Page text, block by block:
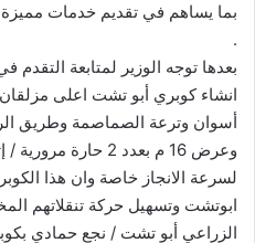
بما يساهم في تقديم خدمات مميزة
.
بعدها توجه الوزير لمتابعة التقدم
انشاء كوبري أبو تشت اعلى
وعرض 16 م بعدد 2
لسرعة الانجاز خاصة وان هذا
ابوتشت وتسهيل حركة تنقلاتهم
الزراعي أبو تشت / نجع حمادي